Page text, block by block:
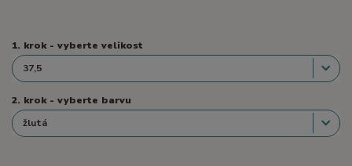
1. krok - vyberte velikost
2. krok - vyberte barvu